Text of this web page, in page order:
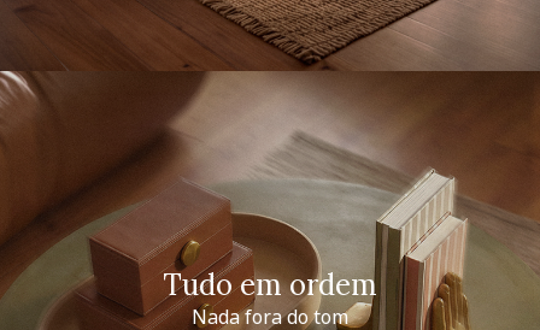
Tudo em ordem
Nada fora do tom